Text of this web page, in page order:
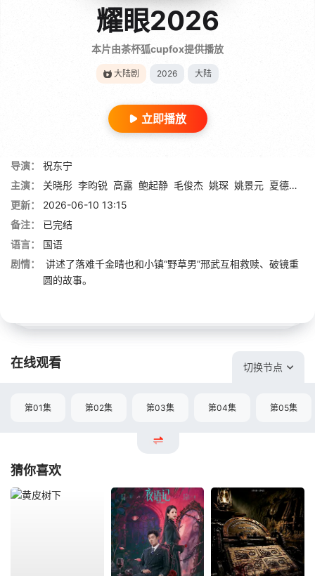
耀眼2026
本片由茶杯狐cupfox提供播放
大陆剧 2026 大陆
立即播放
导演：
祝东宁
主演：
关晓彤 李昀锐 高露 鲍起静 毛俊杰 姚琛 姚景元 夏德俊
更新：
2026-06-10 13:15
备注：
已完结
语言：
国语
剧情：
讲述了落难千金晴也和小镇“野草男”邢武互相救赎、破镜重
圆的故事。
在线观看 切换节点
第01集 第02集 第03集 第04集 第05集
猜你喜欢